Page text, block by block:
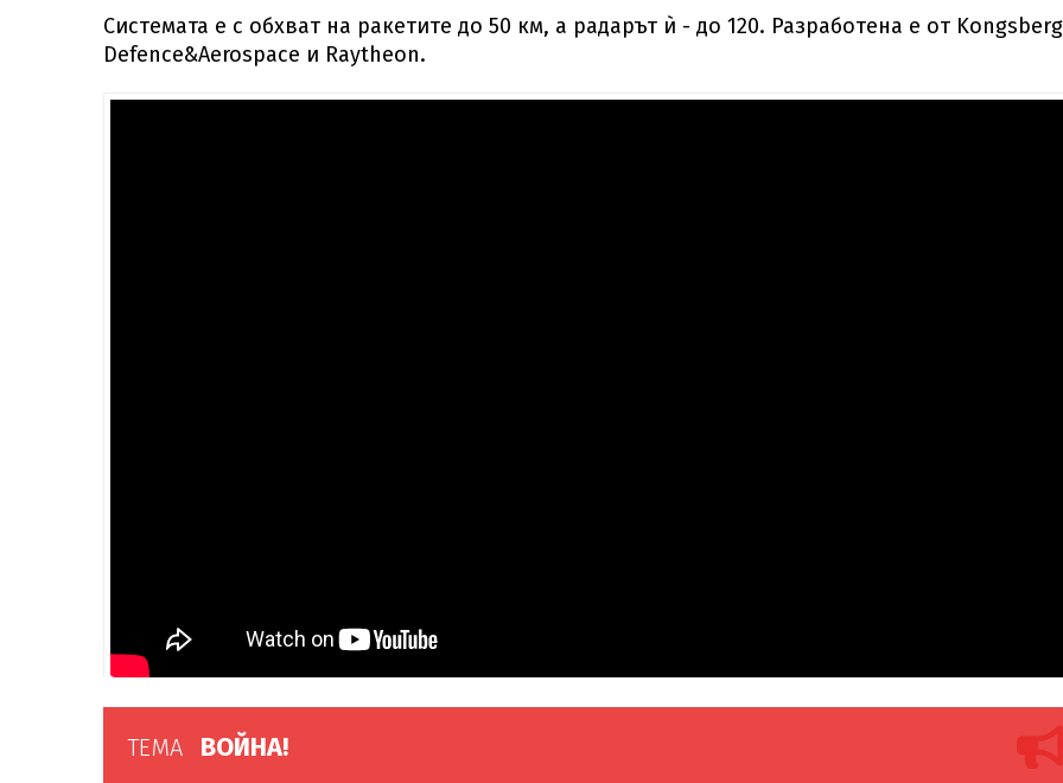
Системата е с обхват на ракетите до 50 км, а радарът ѝ - до 120. Разработена е от Kongsberg
Defence&Aerospace и Raytheon.
ТЕМА ВОЙНА!